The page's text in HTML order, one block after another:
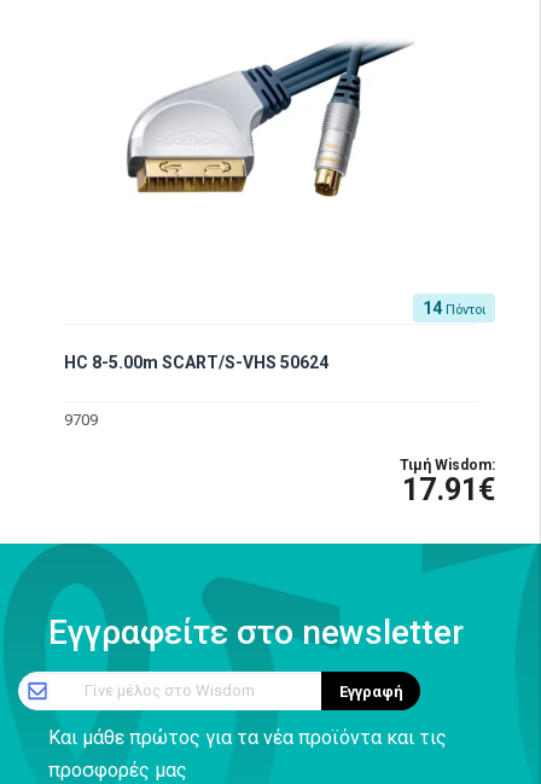
14 Πόντοι
HC 8-5.00m SCART/S-VHS 50624
9709
Τιμή Wisdom:
17.91€
Εγγραφείτε στο newsletter
Γίνε μέλος στο Wisdom Εγγραφή
Και μάθε πρώτος για τα νέα προϊόντα και τις
προσφορές μας